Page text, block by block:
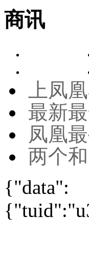
商讯
上凤
最新
凤凰
两个
{"data":